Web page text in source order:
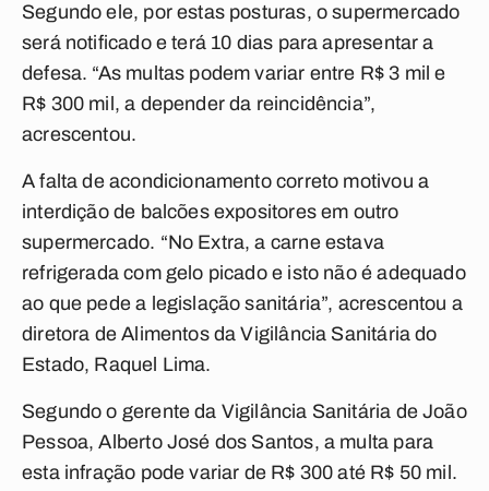
Segundo ele, por estas posturas, o supermercado
será notificado e terá 10 dias para apresentar a
defesa. “As multas podem variar entre R$ 3 mil e
R$ 300 mil, a depender da reincidência”,
acrescentou.
A falta de acondicionamento correto motivou a
interdição de balcões expositores em outro
supermercado. “No Extra, a carne estava
refrigerada com gelo picado e isto não é adequado
ao que pede a legislação sanitária”, acrescentou a
diretora de Alimentos da Vigilância Sanitária do
Estado, Raquel Lima.
Segundo o gerente da Vigilância Sanitária de João
Pessoa, Alberto José dos Santos, a multa para
esta infração pode variar de R$ 300 até R$ 50 mil.